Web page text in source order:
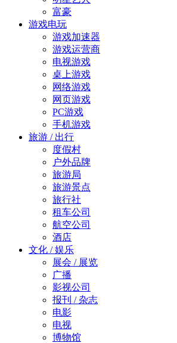
富豪
游戏电玩
游戏加速器
游戏运营商
电视游戏
桌上游戏
网络游戏
网页游戏
PC游戏
手机游戏
旅游 / 出行
度假村
户外品牌
旅游局
旅游景点
旅行社
租车公司
航空公司
酒店
文化 / 娱乐
展会 / 展览
广播
影视公司
报刊 / 杂志
电影
电视
博物馆